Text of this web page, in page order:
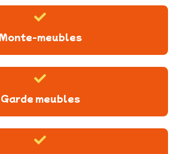
Monte-meubles
Garde meubles